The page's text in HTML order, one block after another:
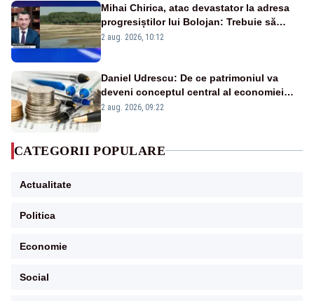
Mihai Chirica, atac devastator la adresa
progresiștilor lui Bolojan: Trebuie să
protejăm și natura, dar nu șținem omaneii
2 aug. 2026, 10:12
Daniel Udrescu: De ce patrimoniul va
deveni conceptul central al economiei
viitoare?
2 aug. 2026, 09:22
CATEGORII POPULARE
Actualitate
Politica
Economie
Social